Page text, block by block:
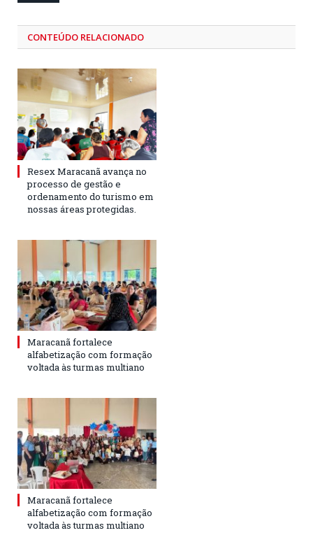
CONTEÚDO RELACIONADO
Resex Maracanã avança no
processo de gestão e
ordenamento do turismo em
nossas áreas protegidas.
Maracanã fortalece
alfabetização com formação
voltada às turmas multiano
Maracanã fortalece
alfabetização com formação
voltada às turmas multiano